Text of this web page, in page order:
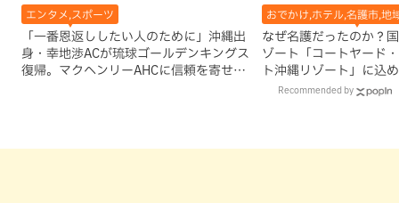
エンタメ,スポーツ
「一番恩返ししたい人のために」沖縄出
身・幸地渉ACが琉球ゴールデンキングス
復帰。マクヘンリーAHCに信頼を寄せる
おでかけ,ホテル,名護市,地
なぜ名護だったのか？
ゾート「コートヤード
ト沖縄リゾート」に込
Recommended by